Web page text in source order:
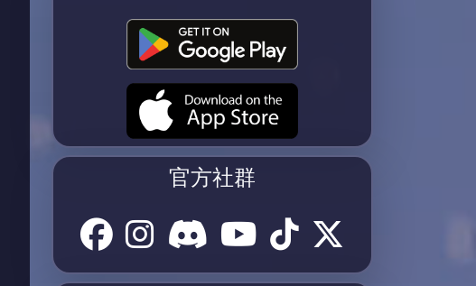
官方社群